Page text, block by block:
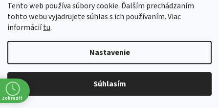
Tento web používa súbory cookie. Ďalším prechádzaním
tohto webu vyjadrujete súhlas s ich používaním. Viac
informáciítu.
Nastavenie
Súhlasím
€142,28 bez DPH
€175
The Demon's Share Rum je rum, ktorý predtým ako uzrel
svetlo sveta podliehal niekoľkoročným prípravám. Špičkový
rum z exotickej Panamy, v ktorom sa snúbia chute a vône o
Zobraziť